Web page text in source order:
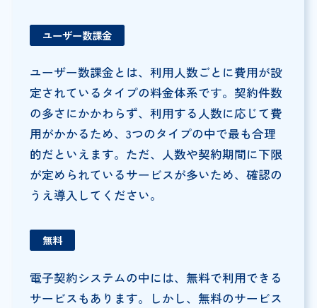
ユーザー数課金
ユーザー数課金とは、利用人数ごとに費用が設
定されているタイプの料金体系です。契約件数
の多さにかかわらず、利用する人数に応じて費
用がかかるため、3つのタイプの中で最も合理
的だといえます。ただ、人数や契約期間に下限
が定められているサービスが多いため、確認の
うえ導入してください。
無料
電子契約システムの中には、無料で利用できる
サービスもあります。しかし、無料のサービス